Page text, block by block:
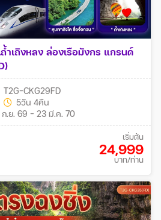
ำเถิงหลง ล่องเรือมังกร แกรนด์
T2G-CKG29FD
5วัน 4คืน
.ย. 69 - 23 มี.ค. 70
เริ่มต้น
24,999
บาท/ท่าน